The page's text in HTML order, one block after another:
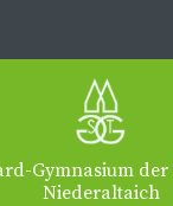
Gymnasium
Niederaltaich